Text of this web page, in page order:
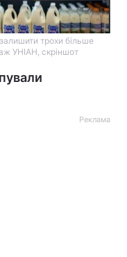
трохи більше
УНІАН, скріншот
Реклама